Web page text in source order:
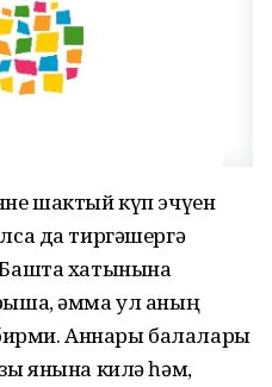
шактый күп эчүен
да тиргәшергә
Башта хатынына
әмма ул аның
Аннары балалары
янына килә һәм,